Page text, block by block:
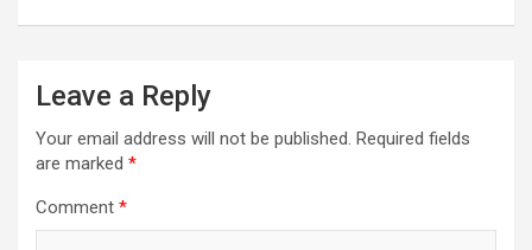
Leave a Reply
Your email address will not be published. Required fields
are marked *
Comment *